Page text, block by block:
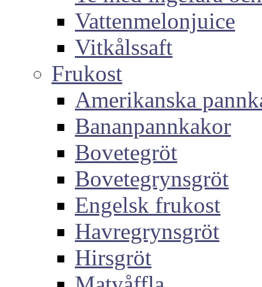
Vattenmelonjuice
Vitkålssaft
Frukost
Amerikanska
Bananpannkakor
Bovetegröt
Bovetegrynsgröt
Engelsk frukost
Havregrynsgröt
Hirsgröt